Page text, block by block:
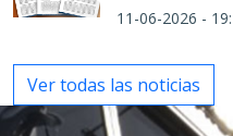
11-06-2026 -
Ver todas las noticias